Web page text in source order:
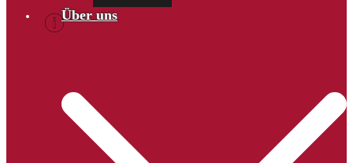
Über uns